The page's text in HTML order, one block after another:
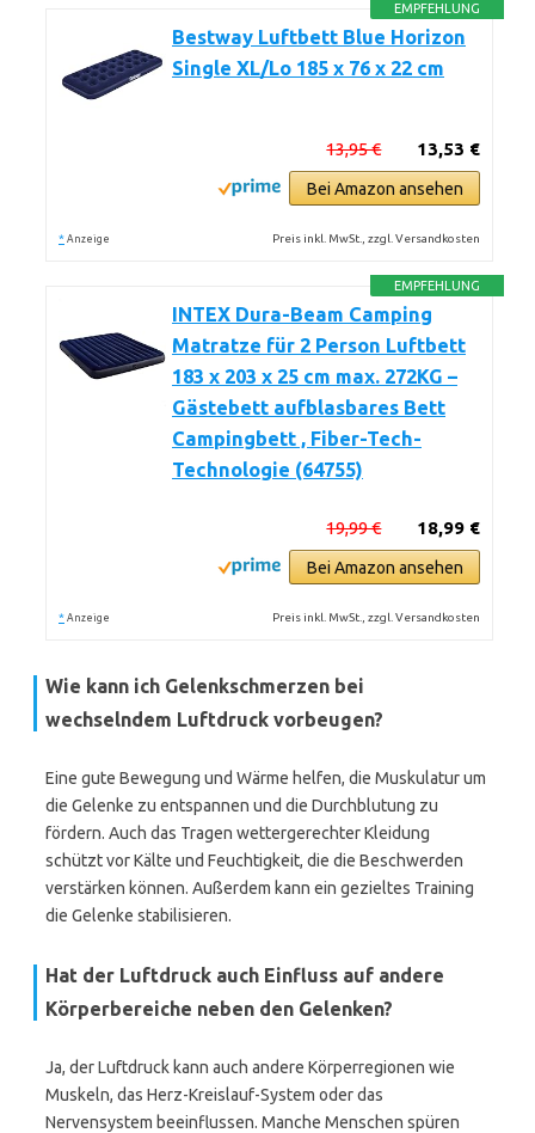
EMPFEHLUNG
Bestway Luftbett Blue Horizon
Single XL/Lo 185 x 76 x 22 cm
13,53 €
13,95 €
Bei Amazon ansehen
* Anzeige Preis inkl. MwSt., zzgl. Versandkosten
EMPFEHLUNG
INTEX Dura-Beam Camping
Matratze für 2 Person Luftbett
183 x 203 x 25 cm max. 272KG –
Gästebett aufblasbares Bett
Campingbett , Fiber-Tech-
Technologie (64755)
18,99 €
19,99 €
Bei Amazon ansehen
* Anzeige Preis inkl. MwSt., zzgl. Versandkosten
Wie kann ich Gelenkschmerzen bei
wechselndem Luftdruck vorbeugen?
Eine gute Bewegung und Wärme helfen, die Muskulatur um
die Gelenke zu entspannen und die Durchblutung zu
fördern. Auch das Tragen wettergerechter Kleidung
schützt vor Kälte und Feuchtigkeit, die die Beschwerden
verstärken können. Außerdem kann ein gezieltes Training
die Gelenke stabilisieren.
Hat der Luftdruck auch Einfluss auf andere
Körperbereiche neben den Gelenken?
Ja, der Luftdruck kann auch andere Körperregionen wie
Muskeln, das Herz-Kreislauf-System oder das
Nervensystem beeinflussen. Manche Menschen spüren